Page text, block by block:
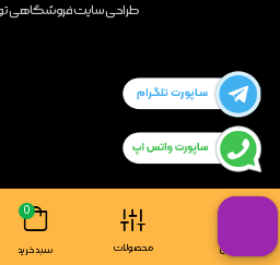
طراحی سایت فروشگاهی
تماس محصولات
0
سبد خرید